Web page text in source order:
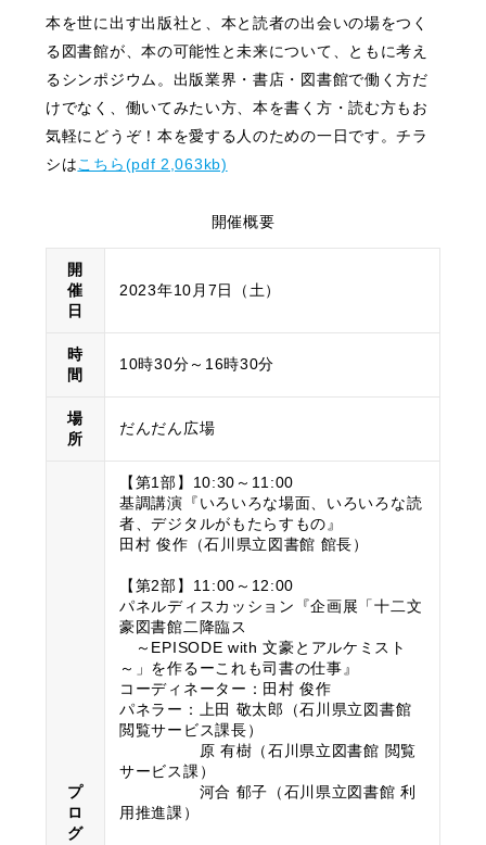
本を世に出す出版社と、本と読者の出会いの場をつく
る図書館が、本の可能性と未来について、ともに考え
るシンポジウム。出版業界・書店・図書館で働く方だ
けでなく、働いてみたい方、本を書く方・読む方もお
気軽にどうぞ！本を愛する人のための一日です。チラ
シはこちら(pdf 2,063kb)
開催概要
開
催
日
2023年10月7日（土）
時
間
10時30分～16時30分
場
所
だんだん広場
プ
ロ
グ
【第1部】10:30～11:00
基調講演『いろいろな場面、いろいろな読
者、デジタルがもたらすもの』
田村 俊作（石川県立図書館 館長）
【第2部】11:00～12:00
パネルディスカッション『企画展「十二文
豪図書館二降臨ス
～EPISODE with 文豪とアルケミスト
～」を作るーこれも司書の仕事』
コーディネーター：田村 俊作
パネラー：上田 敬太郎（石川県立図書館
閲覧サービス課長）
原 有樹（石川県立図書館 閲覧
サービス課）
河合 郁子（石川県立図書館 利
用推進課）